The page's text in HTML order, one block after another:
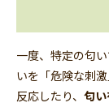
一度、特定の匂
いを「危険な刺
反応したり、 匂